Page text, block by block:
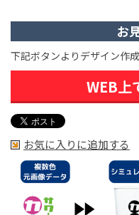
お
下記ボタンよりデザイン作
WEB上
お気に入りに追加する